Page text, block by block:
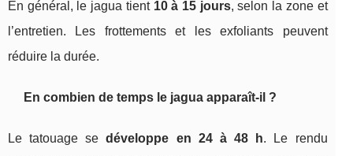
En général, le jagua tient 10 à 15 jours, selon la zone et
l’entretien. Les frottements et les exfoliants peuvent
réduire la durée.
En combien de temps le jagua apparaît-il ?
Le tatouage sedéveloppe en 24 à 48 h. Le rendu